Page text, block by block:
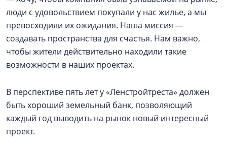
люди с удовольствием покупали у нас жилье, а мы
превосходили их ожидания. Наша миссия —
создавать пространства для счастья. Нам важно,
чтобы жители действительно находили такие
возможности в наших проектах.
В перспективе пять лет у «Ленстройтреста» должен
быть хороший земельный банк, позволяющий
каждый год выводить на рынок новый интересный
проект.